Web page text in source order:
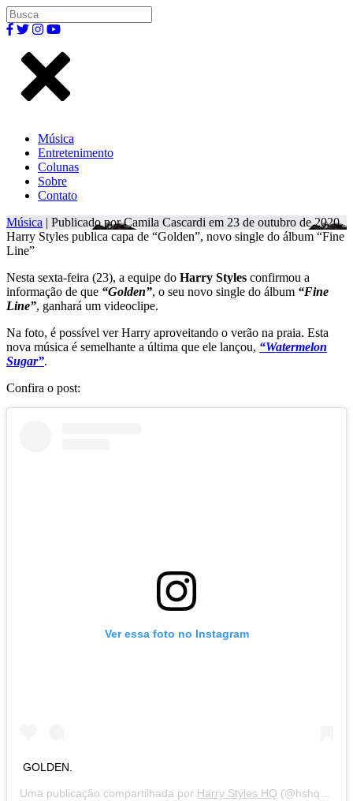
Música
Entretenimento
Colunas
Sobre
Contato
Música | Publicado por Camila Cascardi em 23 de outubro de 2020.
Harry Styles publica capa de “Golden”, novo single do álbum “Fine
Line”
Nesta sexta-feira (23), a equipe do Harry Styles confirmou a
informação de que “Golden”, o seu novo single do álbum “Fine
Line”, ganhará um videoclipe.
Na foto, é possível ver Harry aproveitando o verão na praia. Esta
nova música é semelhante a última que ele lançou, “Watermelon
Sugar”.
Confira o post:
Ver essa foto no Instagram
GOLDEN.
Uma publicação compartilhada por Harry Styles HQ (@hshq) em